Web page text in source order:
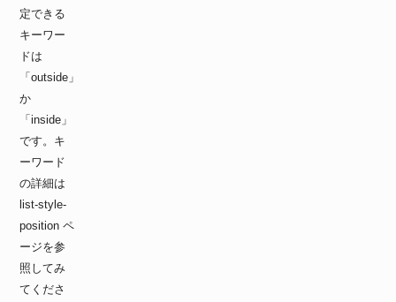
定できる
キーワー
ドは
「outside」
か
「inside」
です。キ
ーワード
の詳細は
list-style-
position ペ
ージを参
照してみ
てくださ